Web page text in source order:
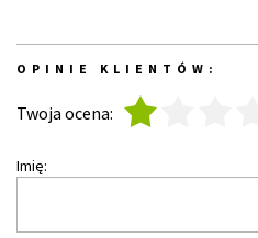
OPINIE KLIENTÓW:
Twoja ocena:
Imię: